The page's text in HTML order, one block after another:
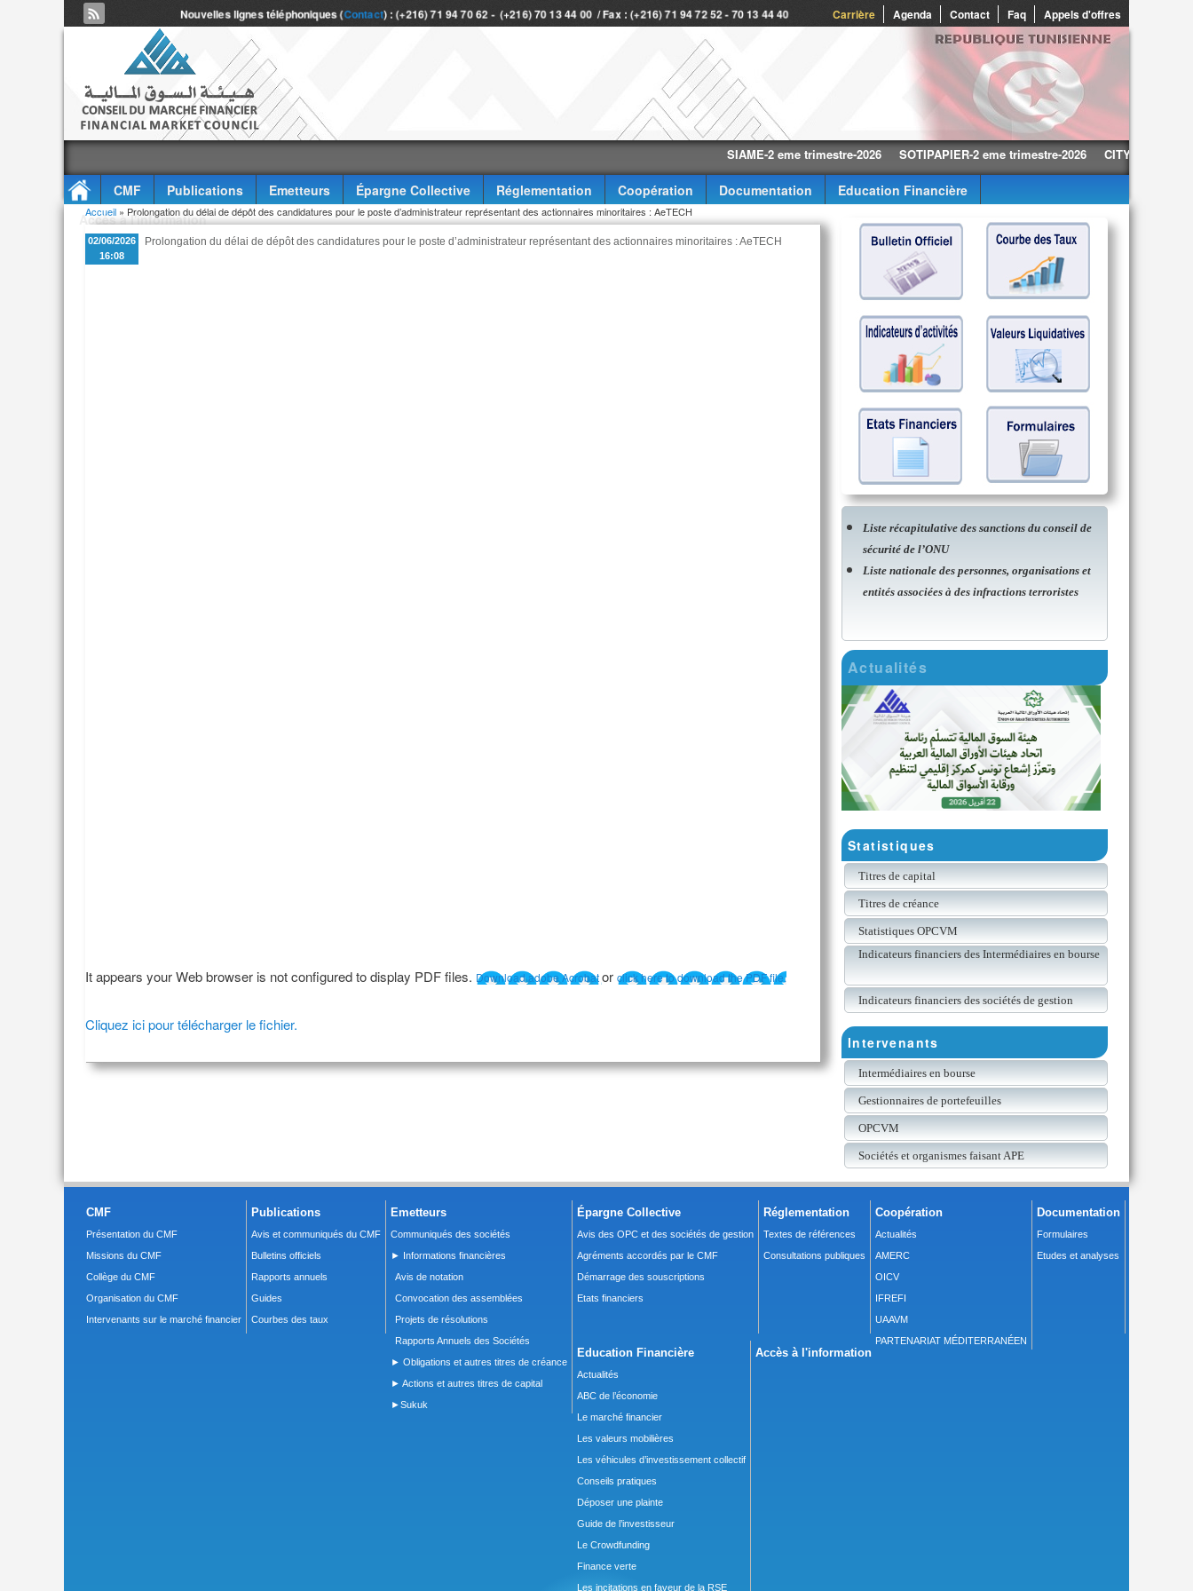
Carrière Agenda Contact Faq Appels d'offres
Nouvelles lignes téléphoniques (Contact) : (+216) 71 94 70 62 - (+216) 70 13 44 00 / Fax : (+216) 71 94 72 52 - 70 13 44 40
SIAME-2 eme trimestre-2026 SOTIPAPIER-2 eme trimestre-2026 CITY CARS-2 eme
CMF Publications Emetteurs Épargne Collective Réglementation Coopération Documentation
Education Financière
Accès à l'information
Vous êtes ici
Accueil » Prolongation du délai de dépôt des candidatures pour le poste d’administrateur représentant des actionnaires minoritaires : AeTECH
02/06/2026
16:08
Prolongation du délai de dépôt des candidatures pour le poste d’administrateur représentant des actionnaires minoritaires : AeTECH
It appears your Web browser is not configured to display PDF files. Download adobe Acrobator click here to download the PDF file.
Cliquez ici pour télécharger le fichier.
Liste récapitulative des sanctions du conseil de
sécurité de l’ONU
Liste nationale des personnes, organisations et
entités associées à des infractions terroristes
Actualités
Statistiques
Titres de capital
Titres de créance
Statistiques OPCVM
Indicateurs financiers des Intermédiaires en bourse
Indicateurs financiers des sociétés de gestion
Intervenants
Intermédiaires en bourse
Gestionnaires de portefeuilles
OPCVM
Sociétés et organismes faisant APE
CMF
Présentation du CMF
Missions du CMF
Collège du CMF
Organisation du CMF
Intervenants sur le marché financier
Publications
Avis et communiqués du CMF
Bulletins officiels
Rapports annuels
Guides
Courbes des taux
Emetteurs
Communiqués des sociétés
► Informations financières
Avis de notation
Convocation des assemblées
Projets de résolutions
Rapports Annuels des Sociétés
► Obligations et autres titres de créance
► Actions et autres titres de capital
►Sukuk
Épargne Collective
Avis des OPC et des sociétés de gestion
Agréments accordés par le CMF
Démarrage des souscriptions
Etats financiers
Réglementation
Textes de références
Consultations publiques
Coopération
Actualités
AMERC
OICV
IFREFI
UAAVM
PARTENARIAT MÉDITERRANÉEN
Documentation
Formulaires
Etudes et analyses
Education Financière
Actualités
ABC de l’économie
Le marché financier
Les valeurs mobilières
Les véhicules d’investissement collectif
Conseils pratiques
Déposer une plainte
Guide de l’investisseur
Le Crowdfunding
Finance verte
Les incitations en faveur de la RSE
Accès à l'information